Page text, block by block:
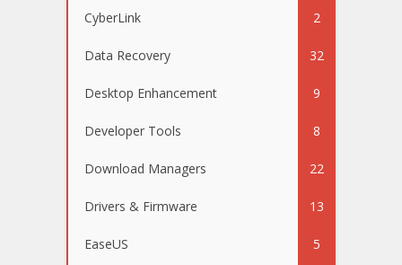
CyberLink 2
Data Recovery 32
Desktop Enhancement 9
Developer Tools 8
Download Managers 22
Drivers & Firmware 13
EaseUS 5